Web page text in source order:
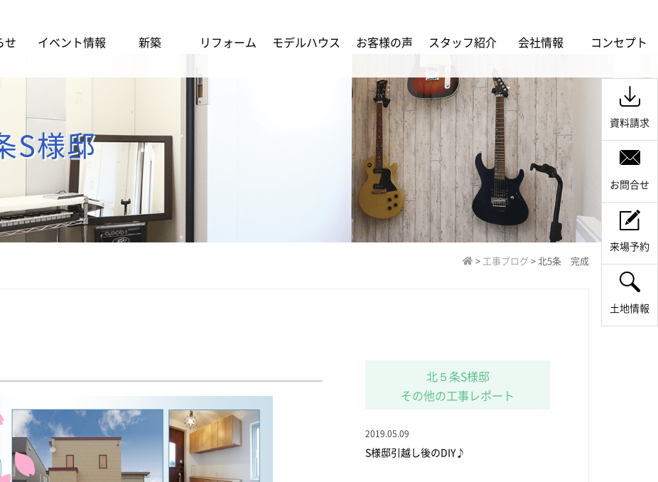
せ イベント情報 新築 リフォーム モデルハウス お客様の声 スタッフ紹介 会社情報 コンセプト
S様邸
> 工事ブログ > 北5条 完成
北５条S様邸
その他の工事レポート
2019.05.09
S様邸引越し後のDIY♪
資料請求
お問合せ
来場予約
土地情報